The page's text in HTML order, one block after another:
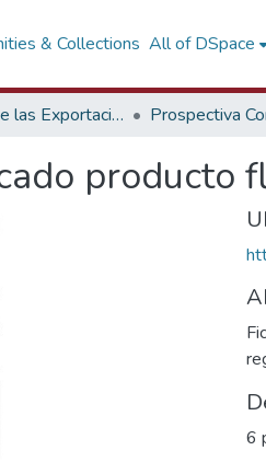
& Collections All of DSpace
Promoción de las Exportaciones Prospectiva
producto
6